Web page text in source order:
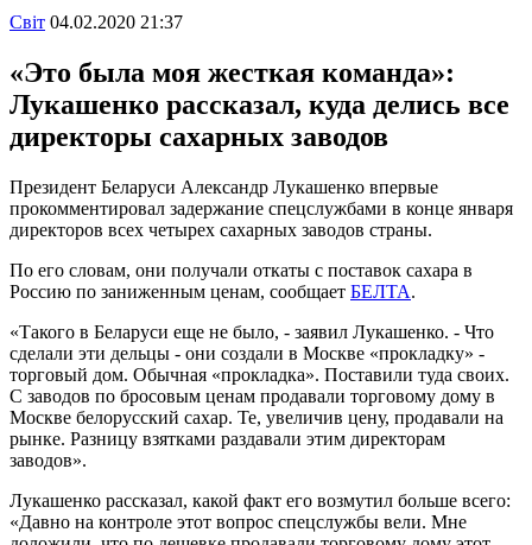
Свiт 04.02.2020 21:37
«Это была моя жесткая команда»:
Лукашенко рассказал, куда делись все
директоры сахарных заводов
Президент Беларуси Александр Лукашенко впервые
прокомментировал задержание спецслужбами в конце января
директоров всех четырех сахарных заводов страны.
По его словам, они получали откаты с поставок сахара в
Россию по заниженным ценам, сообщает БЕЛТА.
«Такого в Беларуси еще не было, - заявил Лукашенко. - Что
сделали эти дельцы - они создали в Москве «прокладку» -
торговый дом. Обычная «прокладка». Поставили туда своих.
С заводов по бросовым ценам продавали торговому дому в
Москве белорусский сахар. Те, увеличив цену, продавали на
рынке. Разницу взятками раздавали этим директорам
заводов».
Лукашенко рассказал, какой факт его возмутил больше всего:
«Давно на контроле этот вопрос спецслужбы вели. Мне